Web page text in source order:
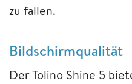
zu fallen.
Bildschirmqualität
Der Tolino Shine 5